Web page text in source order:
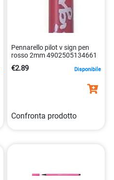
Pennarello pilot v sign pen
rosso 2mm 4902505134661
€2.89 Disponibile
Confronta prodotto